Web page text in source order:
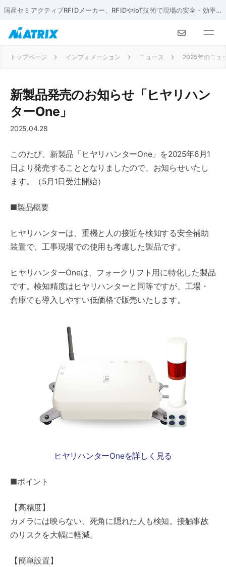
国産セミアクティブRFIDメーカー、RFIDやIoT技術で現場の安全・効率化を実現
トップページ インフォメーション ニュース 2025年のニュ
新製品発売のお知らせ「ヒヤリハン
ターOne」
2025.04.28
このたび、新製品「ヒヤリハンターOne」を2025年6月1
日より発売することとなりましたので、お知らせいたし
ます。（5月1日受注開始）
■製品概要
ヒヤリハンターは、重機と人の接近を検知する安全補助
装置で、工事現場での使用も考慮した製品です。
ヒヤリハンターOneは、フォークリフト用に特化した製品
です。検知精度はヒヤリハンターと同等ですが、工場・
倉庫でも導入しやすい低価格で販売いたします。
ヒヤリハンターOneを詳しく見る
■ポイント
【高精度】
カメラには映らない、死角に隠れた人も検知。接触事故
のリスクを大幅に軽減。
【簡単設置】